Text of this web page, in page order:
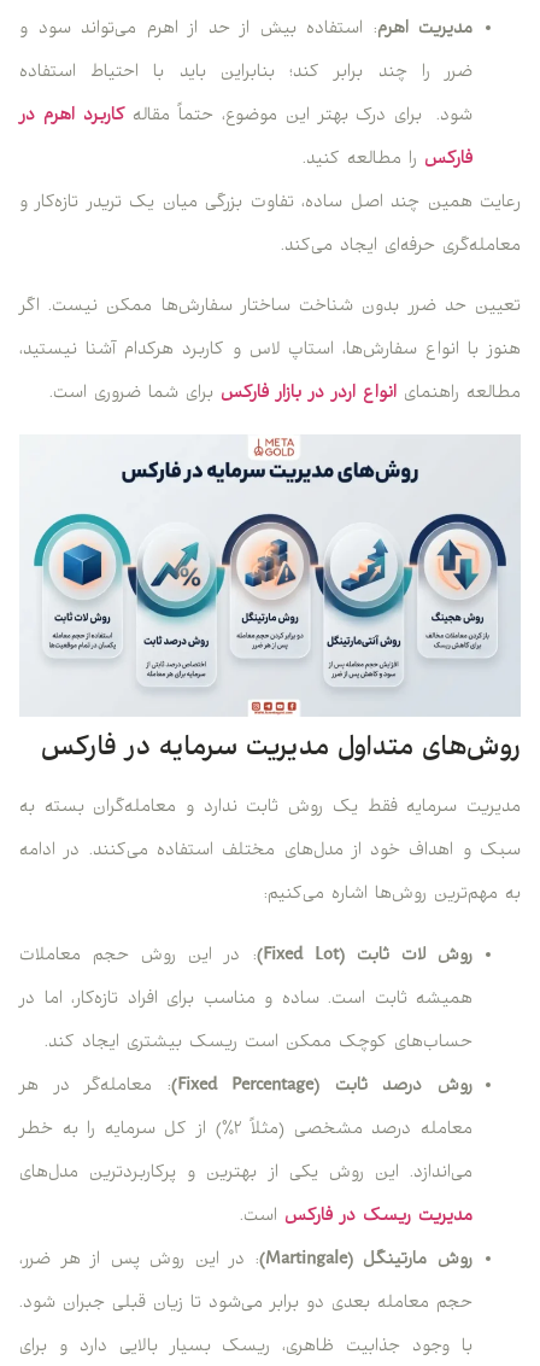
مدیریت اهرم: استفاده بیش از حد از اهرم می‌تواند سود و
ضرر را چند برابر کند؛ بنابراین باید با احتیاط استفاده
شود. برای درک بهتر این موضوع، حتماً مقاله کاربرد اهرم در
فارکس را مطالعه کنید.
رعایت همین چند اصل ساده، تفاوت بزرگی میان یک تریدر تازه‌کار و
معامله‌گری حرفه‌ای ایجاد می‌کند.
تعیین حد ضرر بدون شناخت ساختار سفارش‌ها ممکن نیست. اگر
هنوز با انواع سفارش‌ها، استاپ لاس و کاربرد هرکدام آشنا نیستید،
مطالعه راهنمای انواع اردر در بازار فارکس برای شما ضروری است.
روش‌های متداول مدیریت سرمایه در فارکس
مدیریت سرمایه فقط یک روش ثابت ندارد و معامله‌گران بسته به
سبک و اهداف خود از مدل‌های مختلف استفاده می‌کنند. در ادامه
به مهم‌ترین روش‌ها اشاره می‌کنیم:
روش لات ثابت (Fixed Lot)
: در این روش حجم معاملات
همیشه ثابت است. ساده و مناسب برای افراد تازه‌کار، اما در
حساب‌های کوچک ممکن است ریسک بیشتری ایجاد کند.
روش درصد ثابت (Fixed Percentage)
: معامله‌گر در هر
معامله درصد مشخصی (مثلاً ۲٪) از کل سرمایه را به خطر
می‌اندازد. این روش یکی از بهترین و پرکاربردترین مدل‌های
مدیریت ریسک در فارکس است.
روش مارتینگل (Martingale)
: در این روش پس از هر ضرر،
حجم معامله بعدی دو برابر می‌شود تا زیان قبلی جبران شود.
با وجود جذابیت ظاهری، ریسک بسیار بالایی دارد و برای